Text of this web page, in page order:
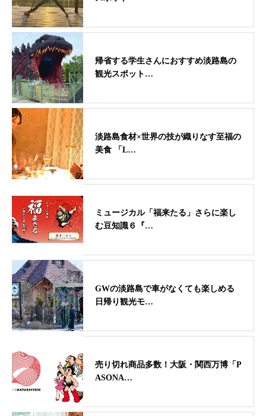
帰省する学生さんにおすすめ淡路島の
観光スポット…
淡路島食材×世界の技が織りなす至福の
美食 「L…
ミュージカル「福来たる」さらに楽し
む豆知識６『…
GWの淡路島で車がなくても楽しめる
日帰り観光モ…
売り切れ商品多数！大阪・関西万博「P
ASONA…